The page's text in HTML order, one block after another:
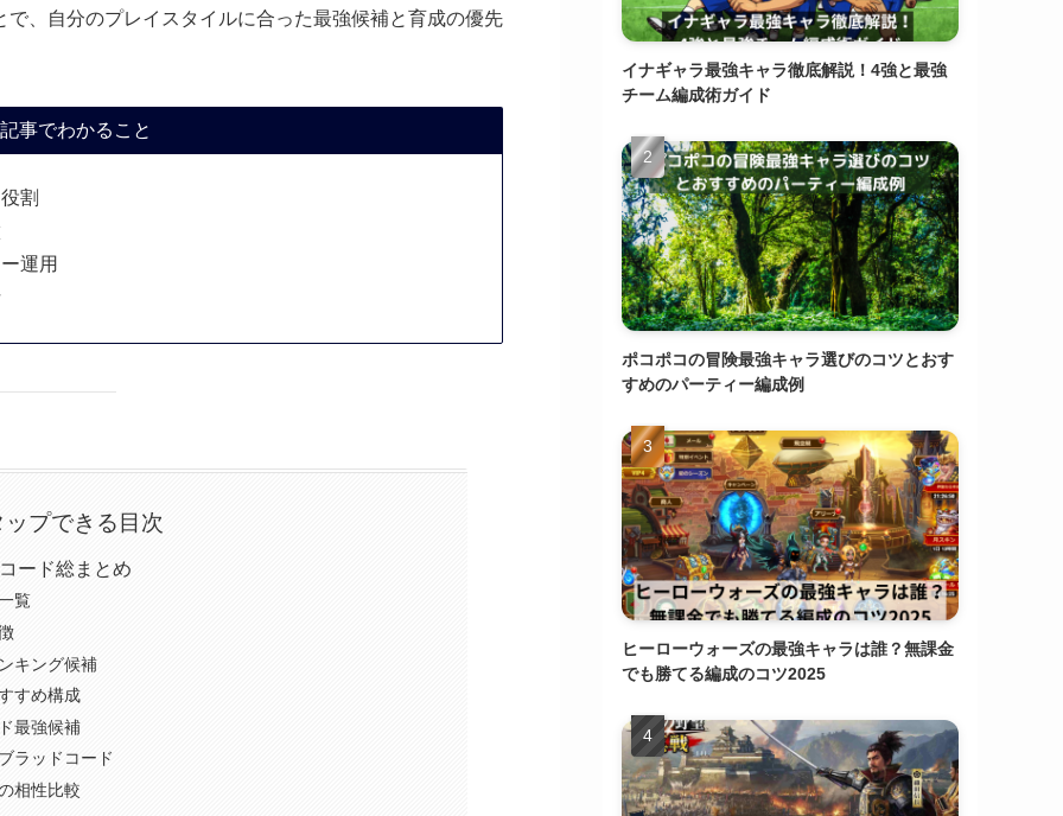
、自分のプレイスタイルに合った最強候補と育成の優先
事でわかること
割
運用
ップできる目次
ード総まとめ
覧
キング候補
すめ構成
最強候補
ラッドコード
相性比較
イナギャラ最強キャラ徹底解説！4強と最強
チーム編成術ガイド
ポコポコの冒険最強キャラ選びのコツとおす
すめのパーティー編成例
ヒーローウォーズの最強キャラは誰？無課金
でも勝てる編成のコツ2025